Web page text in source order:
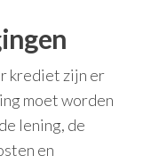
krediet zijn er
moet worden
lening, de
en